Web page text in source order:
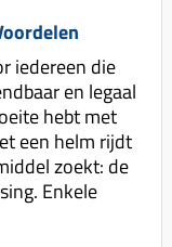
iedereen die
en legaal
hebt met
een helm rijdt
zoekt: de
Enkele